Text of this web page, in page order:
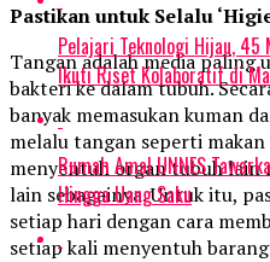
Pastikan untuk Selalu
Tangan adalah media paling
bakteri ke dalam tubuh.
banyak memasukan kuman
melalu tangan seperti
menyentuh organ tubuh lain
lain sebagainya. Untuk itu,
setiap hari dengan cara
setiap kali menyentuh
Pelajari Teknologi Hijau, 45
Ikuti Riset Kolaboratif di
Rumah Amal UNNES
Hingga Uang Saku